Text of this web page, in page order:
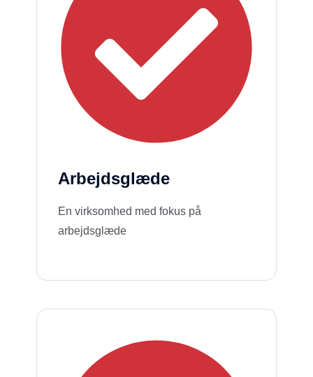
Arbejdsglæde
En virksomhed med fokus på
arbejdsglæde